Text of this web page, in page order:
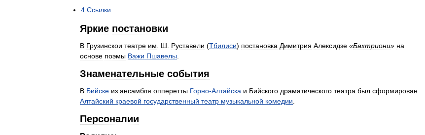
4 Ссылки
Яркие постановки
В Грузинскои театре им Ш Руставели (Тбилиси) постановка Димитрия Алексидзе «Бахтриони» на
основе поэмы Важи Пшавелы
Знаменательные события
В Бийске из ансамбля опперетты Горно-Алтайска и Бийского драматического театра был сформирован
Алтайский краевой государственный театр музыкальной комедии
Персоналии